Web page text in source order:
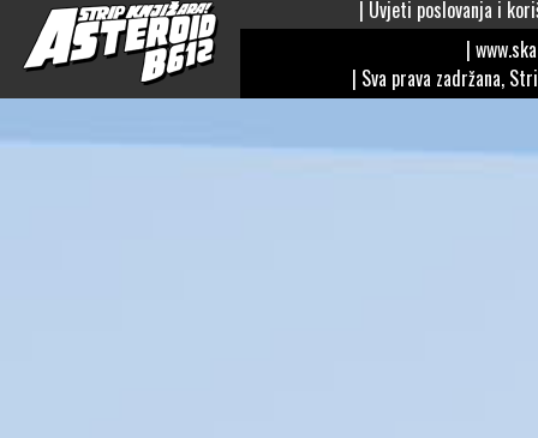
| Uvjeti poslovanja i
|
| Sva prava zadržana,